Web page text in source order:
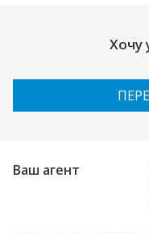
Хочу
Ваш агент